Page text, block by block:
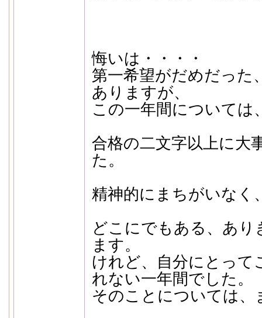
悔いは・・・・
第一希望がだめだった
ありますが、
この一年間については
合格の二文字以上に大
た。
精神的にまちがいなく
どこにでもある、あ
ます。
けれど、自分にとって
れない一年間でした。
そのことについては、